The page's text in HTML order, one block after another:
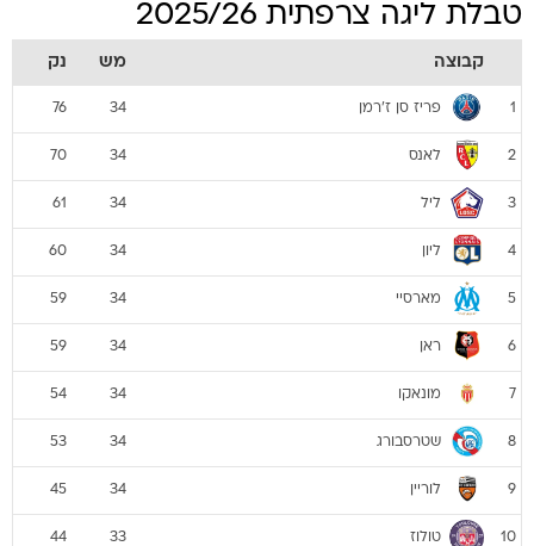
טבלת ליגה צרפתית 2025/26
קבוצה מש נק
1 פריז סן ז'רמן 34
76
2 לאנס 34
70
3 ליל 34
61
4 ליון 34
60
5 מארסיי 34
59
6 ראן 34
59
7 מונאקו 34
54
8 שטרסבורג 34
53
9 לוריין 34
45
10 טולוז 33
44